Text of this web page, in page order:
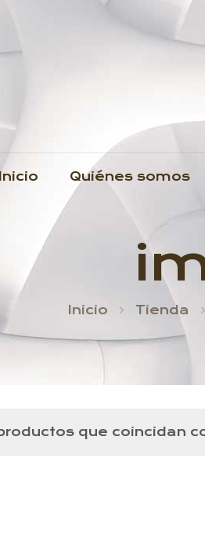
Inicio Quiénes somos
Inicio Tienda
que coincidan